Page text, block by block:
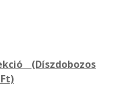
(Díszdobozos